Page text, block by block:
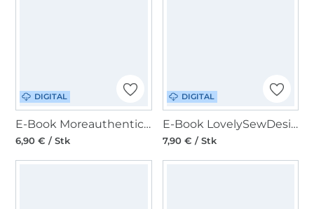
DIGITAL
E-Book Moreauthentic Boxy Bag Minnie
6,90 € / Stk
DIGITAL
E-Book LovelySewDesign Lovely Lady Bag
7,90 € / Stk